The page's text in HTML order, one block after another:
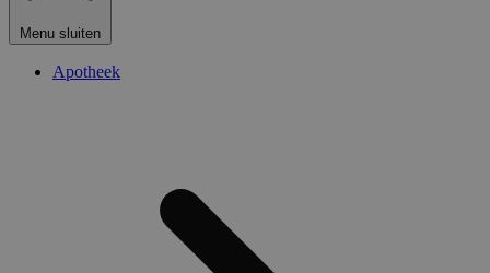
Menu sluiten
Apotheek